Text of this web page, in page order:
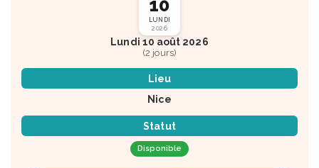
10
LUNDI
2026
Lundi 10 août 2026
(2 jours)
Lieu
Nice
Statut
Disponible